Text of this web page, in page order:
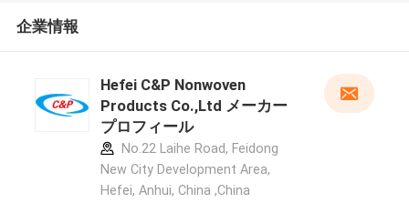
企業情報
Hefei C&P Nonwoven
Products Co.,Ltd メーカー
プロフィール
No.22 Laihe Road, Feidong
New City Development Area,
Hefei, Anhui, China ,China